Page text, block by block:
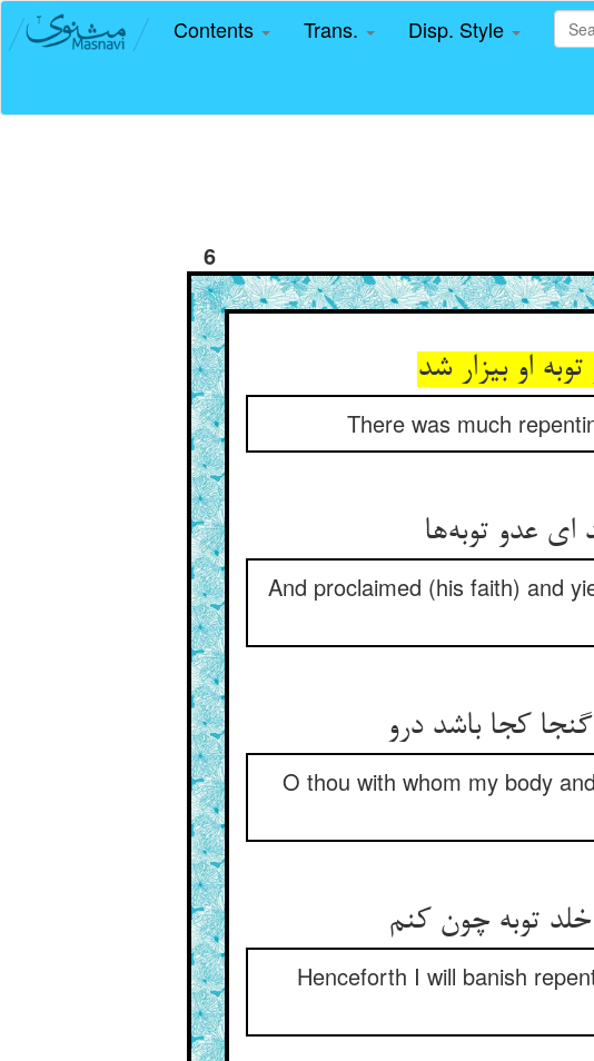
Contents Trans. Disp. Style
6
There was much
And proclaimed (his faith) and
O thou with whom my body
Henceforth I will banish